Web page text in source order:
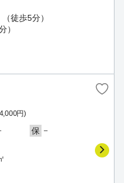
徒歩5分）
）
円)
保 －